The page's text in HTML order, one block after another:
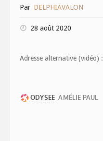
Par DELPHIAVALON
28 août 2020
Adresse alternative (vidéo) :